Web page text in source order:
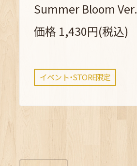
Summer Bloom Ver.
価格 1,430円(税込)
イベント・STORE限定